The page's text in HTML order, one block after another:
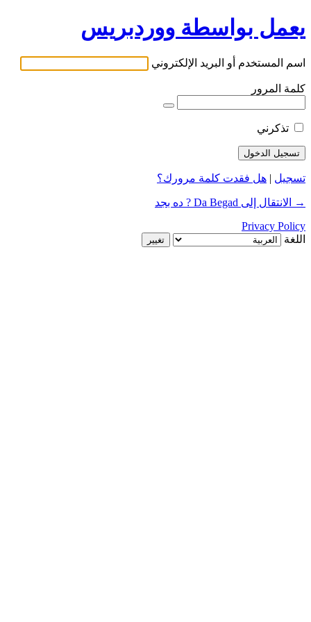
يعمل بواسطة ووردبريس
اسم المستخدم أو البريد الإلكتروني
كلمة المرور
تذكرني
تسجيل | هل فقدت كلمة مرورك؟
→ الانتقال إلى Da Begad ? ده بجد
Privacy Policy
اللغة